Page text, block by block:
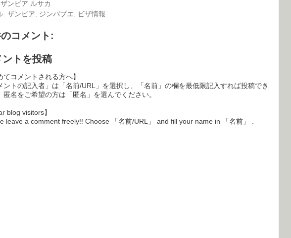
ザンビア ルサカ
: ザンビア ジンバブエ ビザ情報
コメント:
ントを投稿
てコメントされる方へ】
ントの記入者」は「名前/URL」を選択し、「名前」の欄を最低限記入すれば投稿でき
匿名をご希望の方は「匿名」を選んでください。
blog visitors】
leave a comment freely!! Choose 「名前/URL」 and fill your name in 「名前」 .